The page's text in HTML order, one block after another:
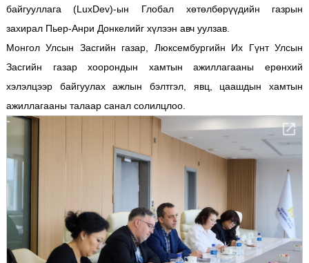
байгууллага (LuxDev)-ын Глобал хөтөлбөрүүдийн газрын
захирал Пьер-Анри Донкелийг хүлээн авч уулзав.
Монгол Улсын Засгийн газар, Люксембургийн Их Гүнт Улсын
Засгийн газар хоорондын хамтын ажиллагааны ерөнхий
хэлэлцээр байгуулах ажлын бэлтгэл, явц, цаашдын хамтын
ажиллагааны талаар санал солилцлоо.